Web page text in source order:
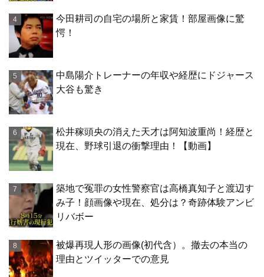
今田耕司の自宅の場所と家賃！部屋画像に驚
愕！
中島陽介トレーナーの年収や経歴にドジャース
大谷も驚き
松井稼頭央の消えた天才は阿知波重尚！経歴と
現在、野球引退の衝撃理由！【動画】
築地で冤罪の女性警察官は高橋真知子と渡辺す
み子！顔画像や現在、処分は？奇跡体験アンビ
リバボー
被爆再現人形の画像(初代含）。撤去の本当の
理由とツイッターでの意見